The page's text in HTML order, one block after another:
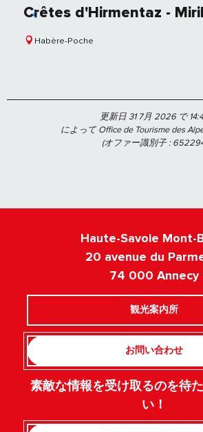
Crêtes d'Hirmentaz -
Habère-Poche
更新日 31 7月 2026 で
によって Office de Tourisme des
(オファー識別子 :
Haute-Savoie Mont-
20 avenue du
74 000 Annecy
観光案内所
お問い合わせ
素敵な情報を受け取るのを待
い！